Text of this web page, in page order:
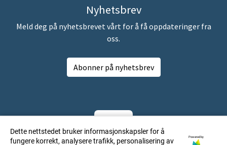
Nyhetsbrev
Meld deg på nyhetsbrevet vårt for å få oppdateringer fra
oss.
Abonner på nyhetsbrev
Dette nettstedet bruker informasjonskapsler for å
fungere korrekt, analysere trafikk, personalisering av
Powered by